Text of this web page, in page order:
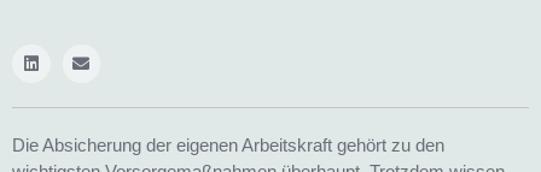
Die Absicherung der eigenen Arbeitskraft gehört zu den